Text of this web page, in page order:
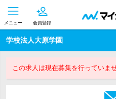
メニュー 会員登録
学校法人大原学園
この求人は現在募集を行っていませ